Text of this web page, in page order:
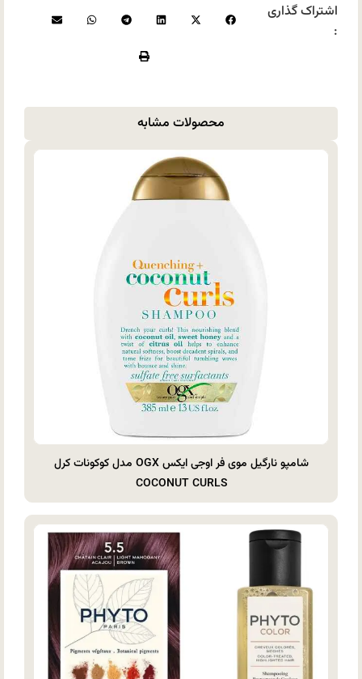
اشتراک گذاری
:
محصولات مشابه
شامپو نارگیل موی فر اوجی ایکس OGX مدل کوکونات کرل
COCONUT CURLS